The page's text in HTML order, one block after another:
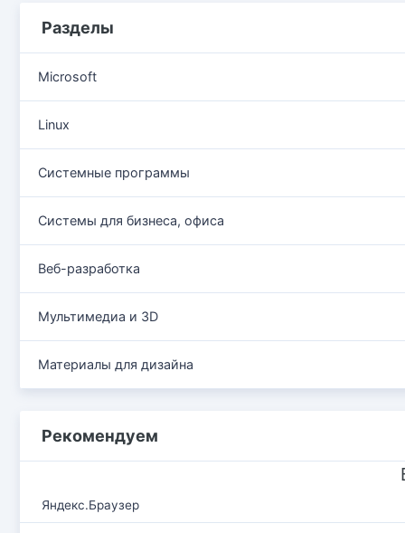
Разделы
Microsoft
Linux
Системные программы
Системы для бизнеса, офиса
Веб-разработка
Мультимедиа и 3D
Материалы для дизайна
Рекомендуем
Яндекс.Браузер